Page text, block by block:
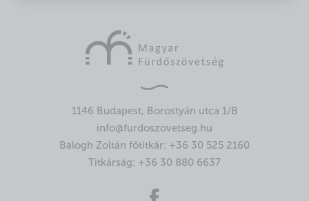
1146 Budapest, Borostyán utca 1/B
info@furdoszovetseg.hu
Balogh Zoltán főtitkár: +36 30 525 2160
Titkárság: +36 30 880 6637